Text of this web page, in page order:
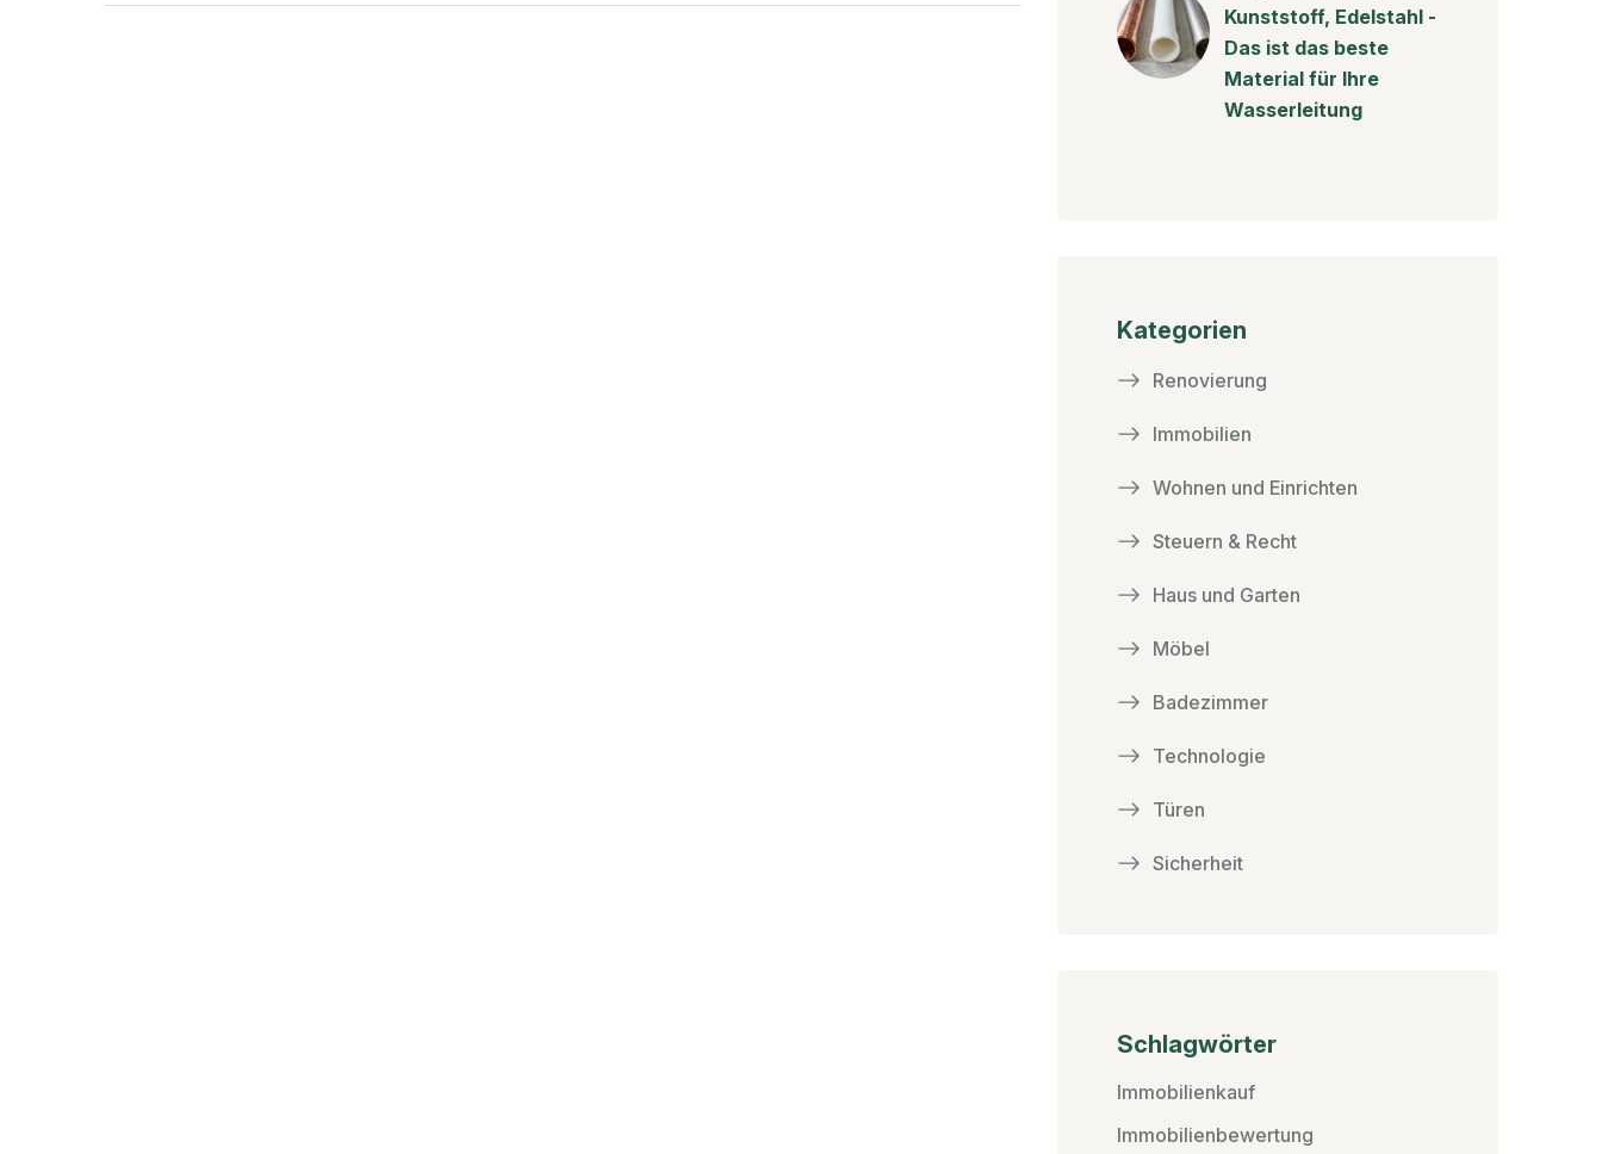
Kunststoff, Edelstahl -
Das ist das beste
Material für Ihre
Wasserleitung
Kategorien
Renovierung
Immobilien
Wohnen und Einrichten
Steuern & Recht
Haus und Garten
Möbel
Badezimmer
Technologie
Türen
Sicherheit
Schlagwörter
Immobilienkauf
Immobilienbewertung